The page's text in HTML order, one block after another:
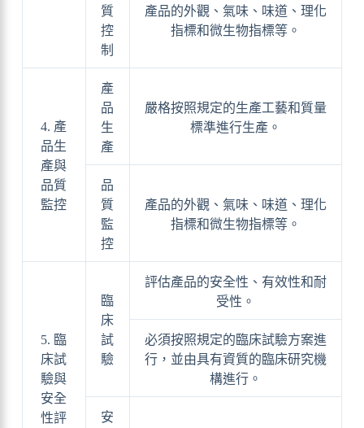
質
控
制
產品的外觀、氣味、味道、理化
指標和微生物指標等。
4. 產
品生
產與
品質
監控
產
品
生
產
嚴格按照規定的生產工藝和質量
標準進行生產。
品
質
監
控
產品的外觀、氣味、味道、理化
指標和微生物指標等。
5. 臨
床試
驗與
安全
性評
臨
床
試
驗
評估產品的安全性、有效性和耐
受性。
必須按照規定的臨床試驗方案進
行，並由具有資質的臨床研究機
構進行。
安